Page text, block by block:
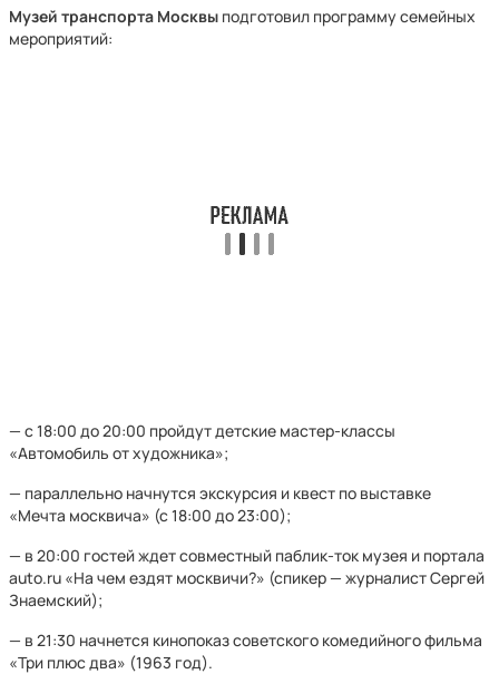
Музей транспорта Москвы подготовил программу семейных
мероприятий:
— с 18:00 до 20:00 пройдут детские мастер-классы
«Автомобиль от художника»;
— параллельно начнутся экскурсия и квест по выставке
«Мечта москвича» (с 18:00 до 23:00);
— в 20:00 гостей ждет совместный паблик-ток музея и портала
auto.ru «На чем ездят москвичи?» (спикер — журналист Сергей
Знаемский);
— в 21:30 начнется кинопоказ советского комедийного фильма
«Три плюс два» (1963 год).